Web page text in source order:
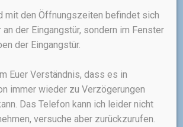
Ursprünglicher
Preis
war:
18,00 €
14,00€
Preis
ist:
14,00 €.
ANGEBOT!
mit den Öffnungszeiten befindet sich
an der Eingangstür, sondern im Fenster
der Eingangstür.
Euer Verständnis, dass es in
immer wieder zu Verzögerungen
Das Telefon kann ich leider nicht
versuche aber zurückzurufen.